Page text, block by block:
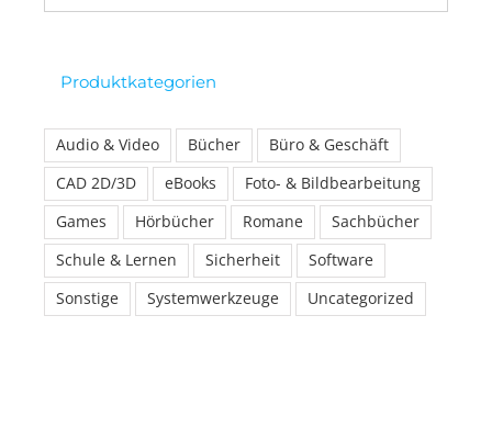
Produktkategorien
Audio & Video Bücher
Büro & Geschäft
CAD 2D/3D
eBooks
Foto- & Bildbearbeitung
Games
Hörbücher Romane
Sachbücher
Schule & Lernen
Sicherheit
Software
Sonstige
Systemwerkzeuge Uncategorized